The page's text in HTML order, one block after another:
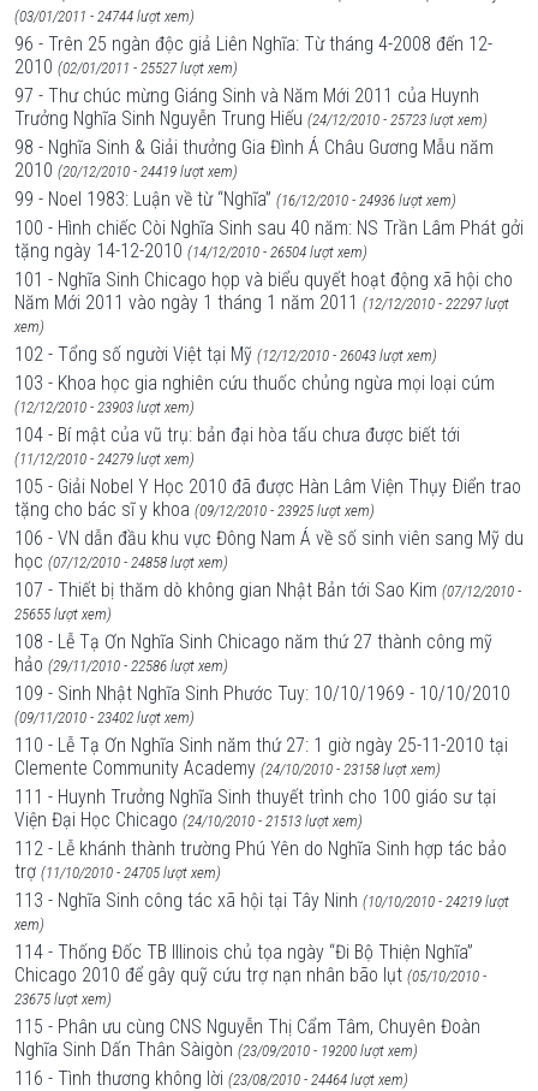
(03/01/2011 - 24744 lượt xem)
96 - Trên 25 ngàn độc giả Liên Nghĩa: Từ tháng 4-2008 đến 12-
2010 (02/01/2011 - 25527 lượt xem)
97 - Thư chúc mừng Giáng Sinh và Năm Mới 2011 của Huynh
Trưởng Nghĩa Sinh Nguyễn Trung Hiếu (24/12/2010 - 25723 lượt xem)
98 - Nghĩa Sinh & Giải thưởng Gia Đình Á Châu Gương Mẫu năm
2010 (20/12/2010 - 24419 lượt xem)
99 - Noel 1983: Luận về từ “Nghĩa” (16/12/2010 - 24936 lượt xem)
100 - Hình chiếc Còi Nghĩa Sinh sau 40 năm: NS Trần Lâm Phát gởi
tặng ngày 14-12-2010 (14/12/2010 - 26504 lượt xem)
101 - Nghĩa Sinh Chicago họp và biểu quyết hoạt động xã hội cho
Năm Mới 2011 vào ngày 1 tháng 1 năm 2011 (12/12/2010 - 22297 lượt
xem)
102 - Tổng số người Việt tại Mỹ (12/12/2010 - 26043 lượt xem)
103 - Khoa học gia nghiên cứu thuốc chủng ngừa mọi loại cúm
(12/12/2010 - 23903 lượt xem)
104 - Bí mật của vũ trụ: bản đại hòa tấu chưa được biết tới
(11/12/2010 - 24279 lượt xem)
105 - Giải Nobel Y Học 2010 đã được Hàn Lâm Viện Thụy Ðiển trao
tặng cho bác sĩ y khoa (09/12/2010 - 23925 lượt xem)
106 - VN dẫn đầu khu vực Đông Nam Á về số sinh viên sang Mỹ du
học (07/12/2010 - 24858 lượt xem)
107 - Thiết bị thăm dò không gian Nhật Bản tới Sao Kim (07/12/2010 -
25655 lượt xem)
108 - Lễ Tạ Ơn Nghĩa Sinh Chicago năm thứ 27 thành công mỹ
hảo (29/11/2010 - 22586 lượt xem)
109 - Sinh Nhật Nghĩa Sinh Phước Tuy: 10/10/1969 - 10/10/2010
(09/11/2010 - 23402 lượt xem)
110 - Lễ Tạ Ơn Nghĩa Sinh năm thứ 27: 1 giờ ngày 25-11-2010 tại
Clemente Community Academy (24/10/2010 - 23158 lượt xem)
111 - Huynh Trưởng Nghĩa Sinh thuyết trình cho 100 giáo sư tại
Viện Đại Học Chicago (24/10/2010 - 21513 lượt xem)
112 - Lễ khánh thành trường Phú Yên do Nghĩa Sinh hợp tác bảo
trợ (11/10/2010 - 24705 lượt xem)
113 - Nghĩa Sinh công tác xã hội tại Tây Ninh (10/10/2010 - 24219 lượt
xem)
114 - Thống Đốc TB Illinois chủ tọa ngày “Đi Bộ Thiện Nghĩa”
Chicago 2010 để gây quỹ cứu trợ nạn nhân bão lụt (05/10/2010 -
23675 lượt xem)
115 - Phân ưu cùng CNS Nguyễn Thị Cẩm Tâm, Chuyên Đoàn
Nghĩa Sinh Dấn Thân Sàigòn (23/09/2010 - 19200 lượt xem)
116 - Tình thương không lời (23/08/2010 - 24464 lượt xem)